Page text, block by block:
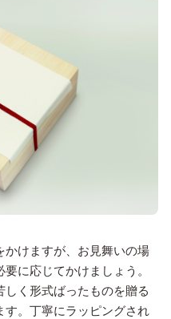
けますが、お見舞いの場
に応じてかけましょう。
く形式ばったものを贈る
す。丁寧にラッピングされ